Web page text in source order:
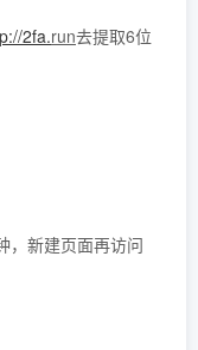
2fa.run去提取6位
，新建页面再访问